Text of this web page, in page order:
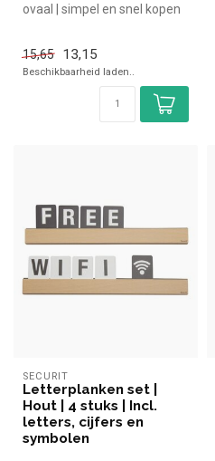
ovaal | simpel en snel kopen
15,65
13,15
Beschikbaarheid laden..
SECURIT
Letterplanken set |
Hout | 4 stuks | Incl.
letters, cijfers en
symbolen